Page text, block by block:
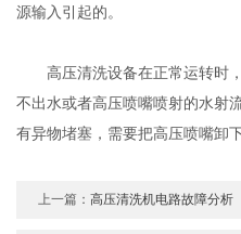
源输入引起的。
高压清洗设备在正常运转时，
不出水或者高压喷嘴喷射的水射
有异物堵塞，需要把高压喷嘴卸
上一篇：高压清洗机电路故障分析